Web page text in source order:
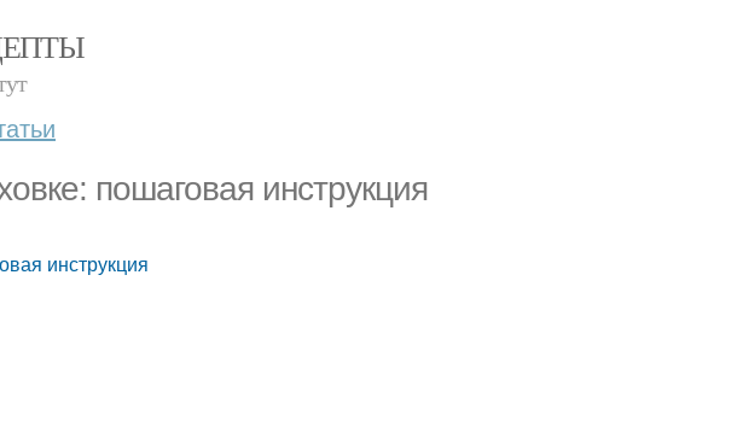
пошаговая инструкция
инструкция